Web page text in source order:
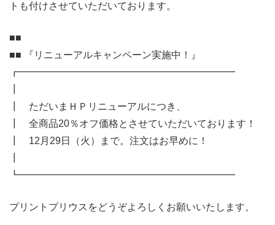
トも付けさせていただいております。
■■
■■ 『リニューアルキャンペーン実施中！』
┏━━━━━━━━━━━━━━━━━━━━━━
┃ ただいまＨＰリニューアルにつき、
┃ 全商品20％オフ価格とさせていただいております！
┃ 12月29日（火）まで。注文はお早めに！
┗━━━━━━━━━━━━━━━━━━━━━━
プリントプリウスをどうぞよろしくお願いいたします。